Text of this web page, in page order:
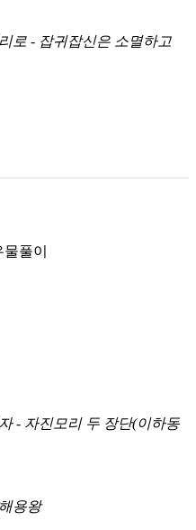
로 - 잡귀잡신은 소멸하고
- 자진모리 두 장단(이하동
용왕